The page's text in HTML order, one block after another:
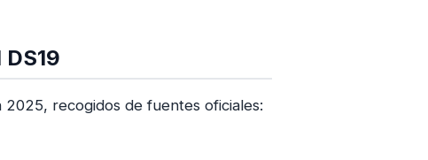
recogidos de fuentes oficiales: